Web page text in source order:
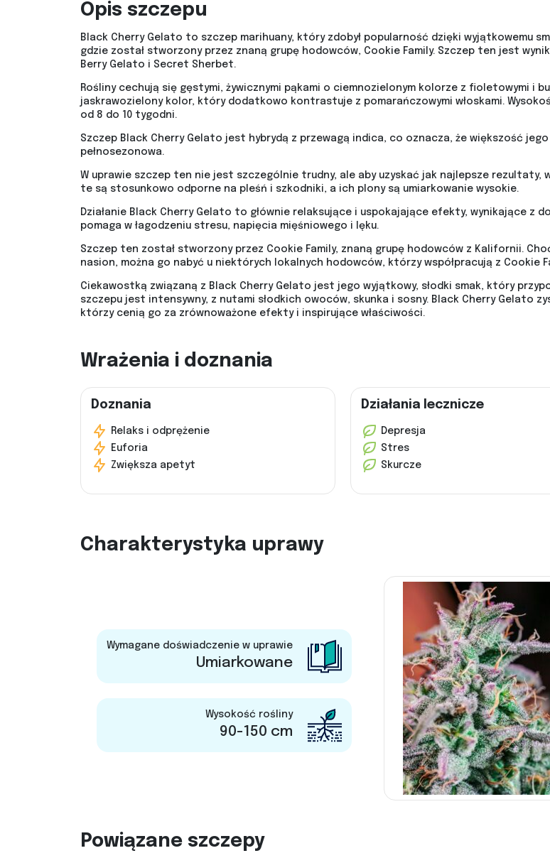
Opis szczepu
Black Cherry Gelato to szczep marihuany, który zdobył popularność dzięki wyjątkowemu
gdzie został stworzony przez znaną grupę hodowców, Cookie Family. Szczep ten jest
Berry Gelato i Secret Sherbet.
Rośliny cechują się gęstymi, żywicznymi pąkami o ciemnozielonym kolorze z fioletowymi i
jaskrawozielony kolor, który dodatkowo kontrastuje z pomarańczowymi włoskami.
od 8 do 10 tygodni.
Szczep Black Cherry Gelato jest hybrydą z przewagą indica, co oznacza, że większość
pełnosezonowa.
W uprawie szczep ten nie jest szczególnie trudny, ale aby uzyskać jak najlepsze
te są stosunkowo odporne na pleśń i szkodniki, a ich plony są umiarkowanie wysokie.
Działanie Black Cherry Gelato to głównie relaksujące i uspokajające efekty, wynikające z
pomaga w łagodzeniu stresu, napięcia mięśniowego i lęku.
Szczep ten został stworzony przez Cookie Family, znaną grupę hodowców z Kalifornii.
nasion, można go nabyć u niektórych lokalnych hodowców, którzy współpracują z Cookie
Ciekawostką związaną z Black Cherry Gelato jest jego wyjątkowy, słodki smak, który
szczepu jest intensywny, z nutami słodkich owoców, skunka i sosny. Black Cherry Gelato
którzy cenią go za zrównoważone efekty i inspirujące właściwości.
Wrażenia i doznania
Doznania
Relaks i odprężenie
Euforia
Zwiększa apetyt
Działania lecznicze
Depresja
Stres
Skurcze
Charakterystyka uprawy
Wymagane doświadczenie w uprawie
Umiarkowane
Wysokość rośliny
90-150 cm
Powiązane szczepy